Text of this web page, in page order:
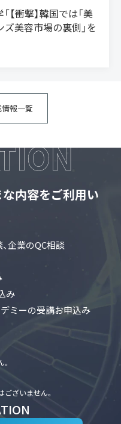
【衝撃】韓国では「美
美容市場の裏側」を
報一覧
内容をご利用い
企業のQC相談
み
ミーの受講お申込み
ざいません。